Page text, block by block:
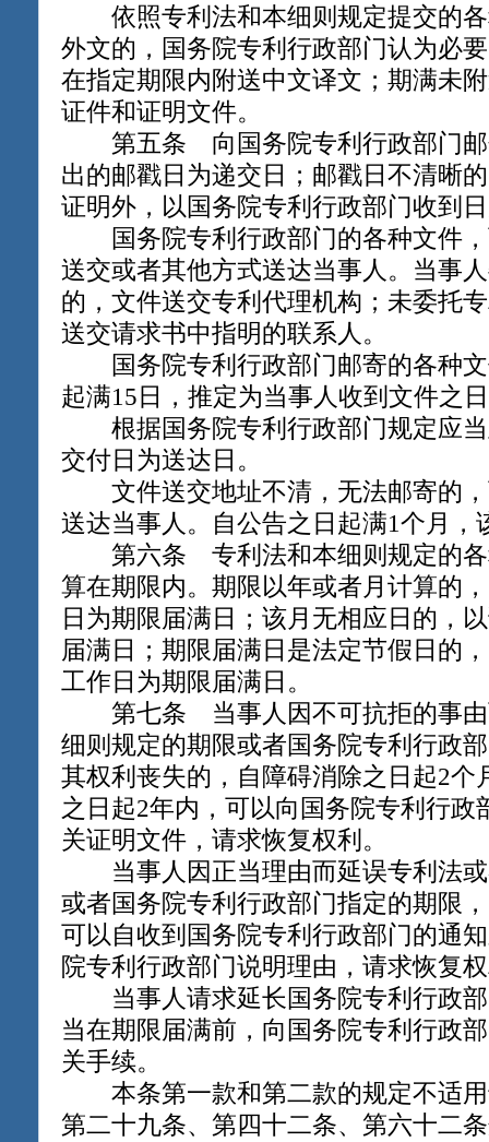
依照专利法和本细则规定提交的各
外文的，国务院专利行政部门认为必
在指定期限内附送中文译文；期满未
证件和证明文件。
第五条 向国务院专利行政部门邮
出的邮戳日为递交日；邮戳日不清晰
证明外，以国务院专利行政部门收到
国务院专利行政部门的各种文件，
送交或者其他方式送达当事人。当事
的，文件送交专利代理机构；未委托
送交请求书中指明的联系人。
国务院专利行政部门邮寄的各种文
起满15日，推定为当事人收到文件之
根据国务院专利行政部门规定应当
交付日为送达日。
文件送交地址不清，无法邮寄的，
送达当事人。自公告之日起满1个月，
第六条 专利法和本细则规定的各
算在期限内。期限以年或者月计算的
日为期限届满日；该月无相应日的，
届满日；期限届满日是法定节假日的
工作日为期限届满日。
第七条 当事人因不可抗拒的事由
细则规定的期限或者国务院专利行政
其权利丧失的，自障碍消除之日起2个
之日起2年内，可以向国务院专利行政
关证明文件，请求恢复权利。
当事人因正当理由而延误专利法或
或者国务院专利行政部门指定的期限
可以自收到国务院专利行政部门的通
院专利行政部门说明理由，请求恢复
当事人请求延长国务院专利行政部
当在期限届满前，向国务院专利行政
关手续。
本条第一款和第二款的规定不适用
第二十九条、第四十二条、第六十二